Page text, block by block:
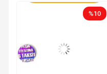
%10
yeni
ürün